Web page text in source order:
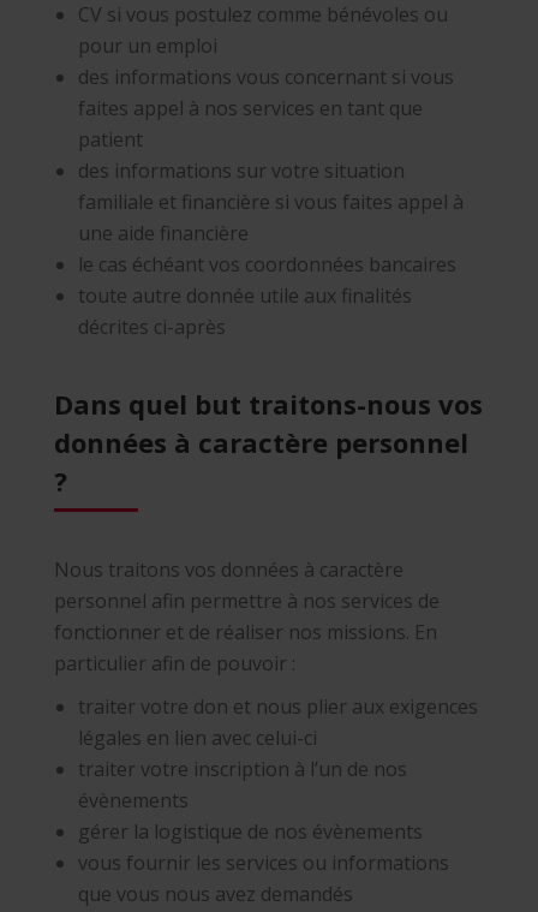
CV si vous postulez comme bénévoles ou
pour un emploi
des informations vous concernant si vous
faites appel à nos services en tant que
patient
des informations sur votre situation
familiale et financière si vous faites appel à
une aide financière
le cas échéant vos coordonnées bancaires
toute autre donnée utile aux finalités
décrites ci-après
Dans quel but traitons-nous vos
données à caractère personnel
?
Nous traitons vos données à caractère
personnel afin permettre à nos services de
fonctionner et de réaliser nos missions. En
particulier afin de pouvoir :
traiter votre don et nous plier aux exigences
légales en lien avec celui-ci
traiter votre inscription à l’un de nos
évènements
gérer la logistique de nos évènements
vous fournir les services ou informations
que vous nous avez demandés